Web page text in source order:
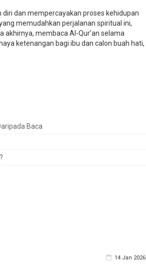
diri dan mempercayakan proses kehidupan
memudahkan perjalanan spiritual ini,
akhirnya, membaca Al-Qur’an selama
ketenangan bagi ibu dan calon buah hati,
Baca
14 Jan 2026